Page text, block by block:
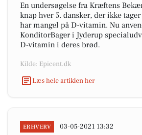
En undersøgelse fra Kræftens
knap hver 5. dansker, der ikke
har mangel på D-vitamin. Nu
KonditorBager i Jyderup
D-vitamin i deres brød.
Kilde: Epicent.dk
Læs hele artiklen her
ERHVERV 03-05-2021 13:32